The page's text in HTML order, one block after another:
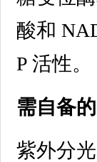
酸和
P 活性。
需自备
紫外分